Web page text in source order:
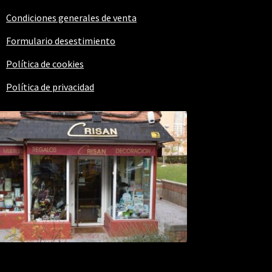
Condiciones generales de venta
Formulario desestimiento
Política de cookies
Política de privacidad